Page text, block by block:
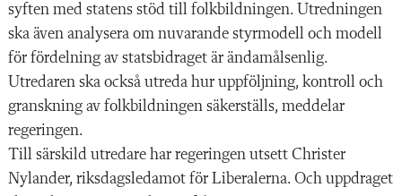
syften med statens stöd till folkbildningen. Utredningen
ska även analysera om nuvarande styrmodell och modell
för fördelning av statsbidraget är ändamålsenlig.
Utredaren ska också utreda hur uppföljning, kontroll och
granskning av folkbildningen säkerställs, meddelar
regeringen.
Till särskild utredare har regeringen utsett Christer
Nylander, riksdagsledamot för Liberalerna. Och uppdraget